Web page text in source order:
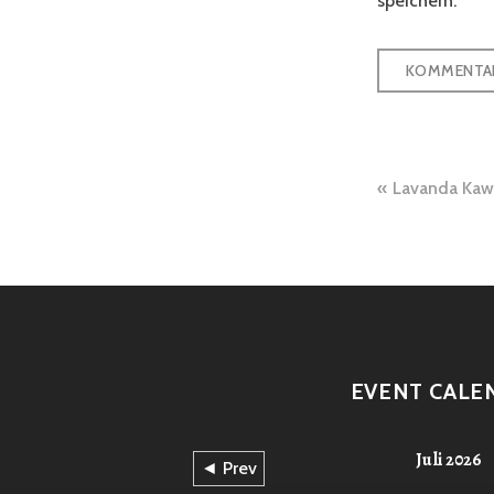
Lavanda
EVENT
◄ Prev Juli 2026